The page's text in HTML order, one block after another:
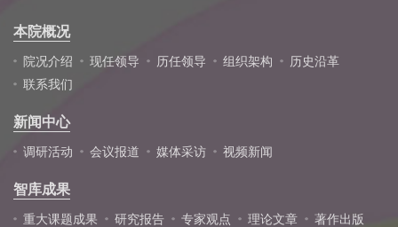
本院概况
院况介绍 现任领导 历任领导 组织架构
历史沿革
联系我们
新闻中心
调研活动 会议报道 媒体采访 视频新闻
智库成果
重大课题成果 研究报告 专家观点 理论文章
著作出版